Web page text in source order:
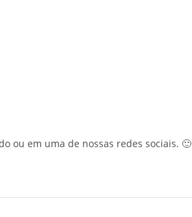
ou em uma de nossas redes sociais. 🙂